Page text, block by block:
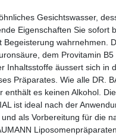
Gesichtswasser,
Eigenschaften Sie sofort
Begeisterung wahrnehmen.
dem Provitamin
Inhaltsstoffe äussert sich in
Präparates. Wie alle DR.
enthält es keinen Alkohol.
ist ideal nach der
und als Vorbereitung für die